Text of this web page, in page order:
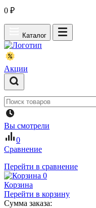
0 ₽
Каталог
Акции
Вы смотрели
0
Сравнение
Перейти в сравнение
0
Корзина
Перейти в корзину
Сумма заказа: